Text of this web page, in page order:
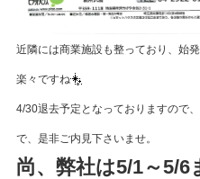
近隣には商業施設も整っており、始
楽々ですね
4/30退去予定となっておりますので
で、是非ご内見下さいませ。
尚、弊社は5/1～5/6